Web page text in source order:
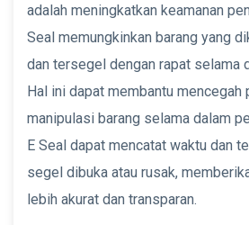
adalah meningkatkan keamanan
Seal memungkinkan barang yang
dan tersegel dengan rapat selama
Hal ini dapat membantu mencegah
manipulasi barang selama dalam
E Seal dapat mencatat waktu dan
segel dibuka atau rusak,
lebih akurat dan transparan.